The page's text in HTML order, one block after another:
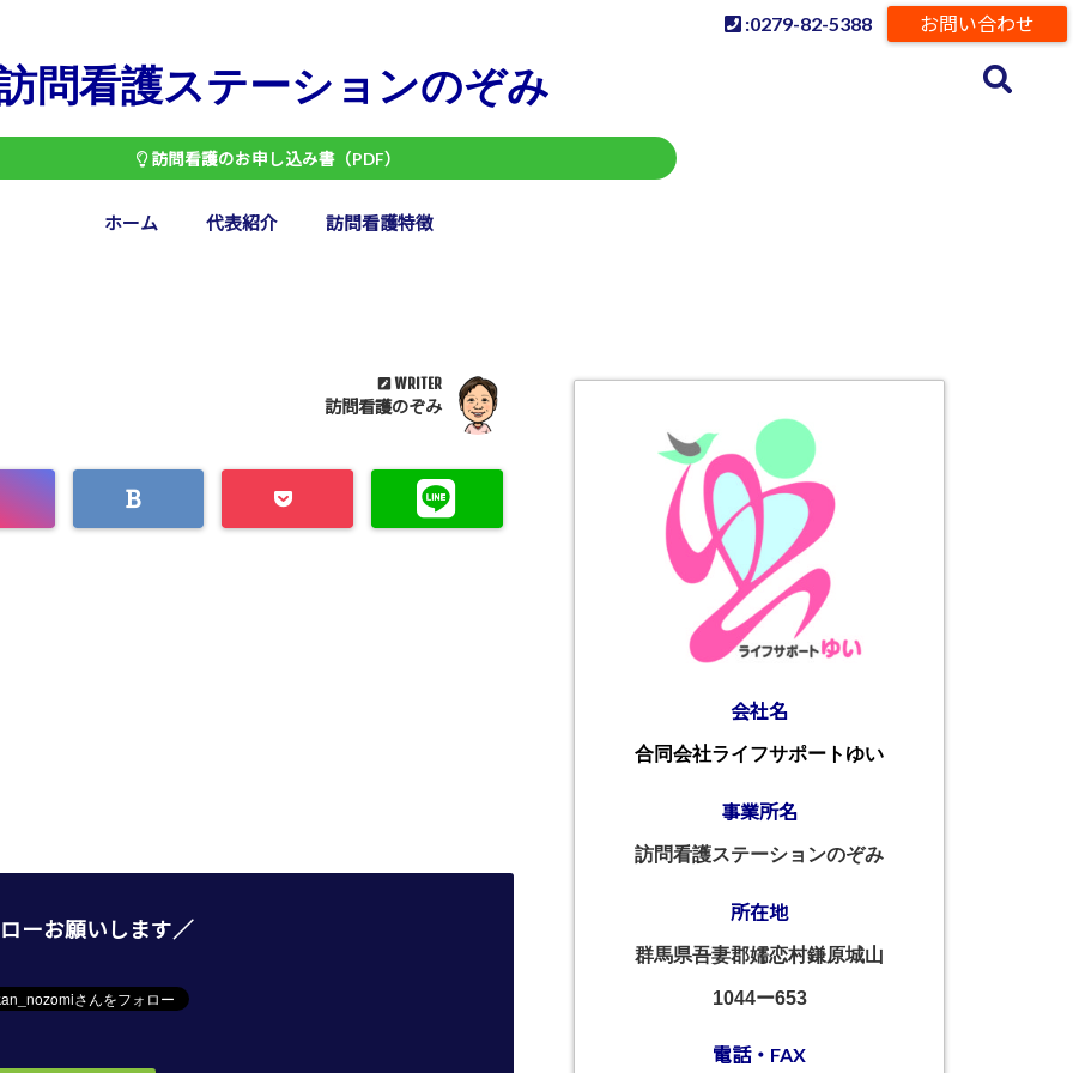
お問い合わせ
:0279-82-5388
問看護ステーションのぞみ
訪問看護のお申し込み書（PDF）
ホーム 代表紹介 訪問看護特徴
WRITER
訪問看護のぞみ
ーお願いします／
会社名
合同会社ライフサポートゆい
事業所名
訪問看護ステーションのぞみ
所在地
群馬県吾妻郡嬬恋村鎌原城山
1044ー653
電話・FAX